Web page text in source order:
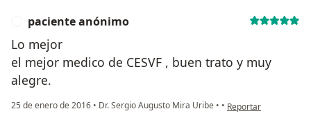
paciente anónimo
Lo mejor
el mejor medico de CESVF , buen trato y muy
alegre.
25 de enero de 2016 • Dr. Sergio Augusto Mira Uribe • • en opinión del
Reportar